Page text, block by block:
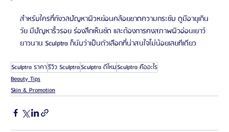
สำหรับใครที่กังวลปัญหาผิวหย่อนคล้อยขาดความกระชับ ดูมีอายุเกิน
วัย มีปัญหาริ้วรอย ร่องลึกเห็นชัด และต้องการคงสภาพผิวอ่อนเยาว์
ยาวนาน Sculptra ก็นับว่าเป็นตัวเลือกที่น่าสนใจไม่น้อยเลยทีเดียว
Sculptra ราคารีวิว SculptraSculptra ดีไหมSculptra คืออะไร
Beauty Tips
Skin & Promotion